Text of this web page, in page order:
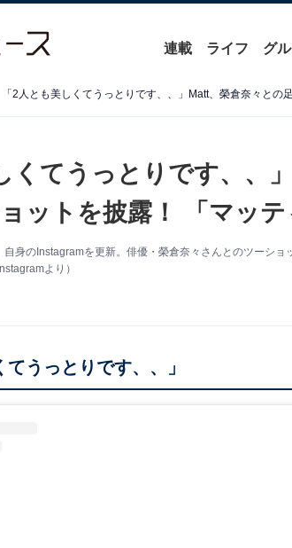
連載 ライフ グ
くてうっとりです、、
ットを披露！ 「マッテ
身のInstagramを更新。俳優・榮倉奈々さんとのツーシ
より）
てうっとりです、、」